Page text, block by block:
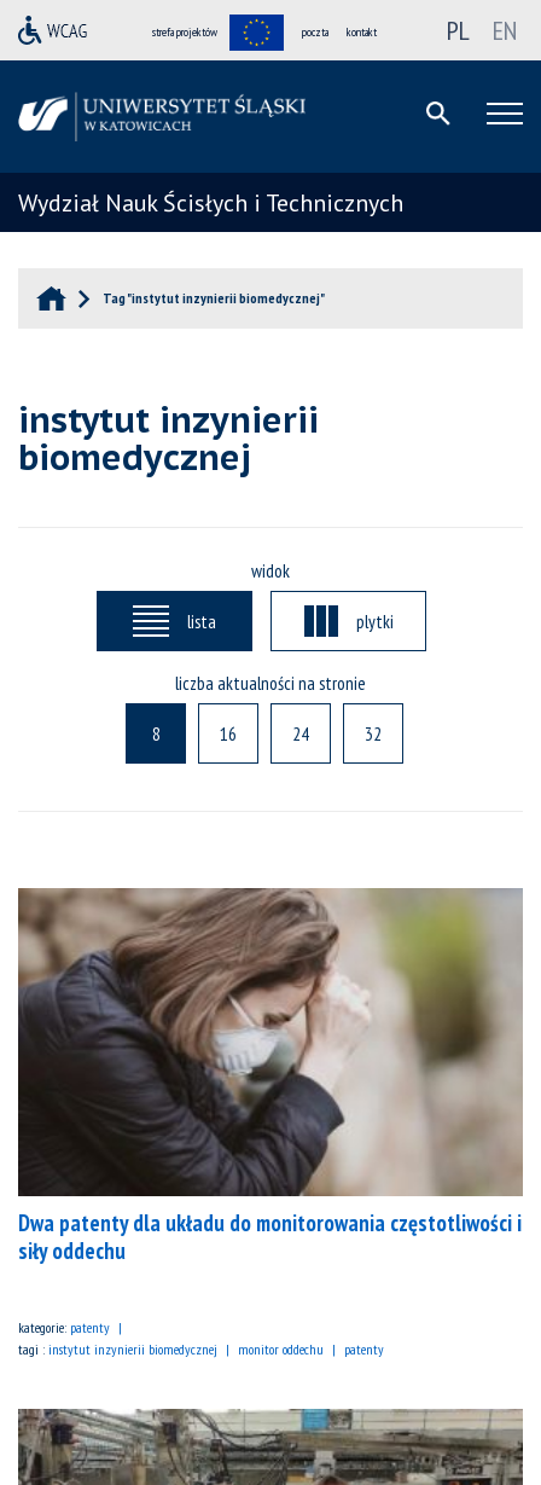
strefa projektów poczta kontakt PL EN
Wydział Nauk Ścisłych i Technicznych
Tag "instytut inzynierii biomedycznej"
instytut inzynierii
biomedycznej
widok
lista plytki
liczba aktualności na stronie
8 16 24 32
Dwa patenty dla układu do monitorowania częstotliwości i
siły oddechu
kategorie: patenty
tagi : instytut inzynierii biomedycznej monitor oddechu patenty